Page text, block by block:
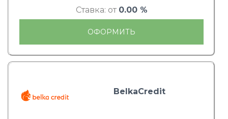
Ставка: от 0.00 %
ОФОРМИТЬ
BelkaCredit